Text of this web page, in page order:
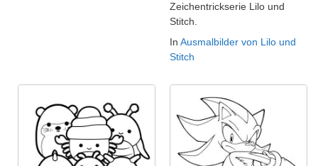
Zeichentrickserie Lilo und
Stitch.
In Ausmalbilder von Lilo und
Stitch